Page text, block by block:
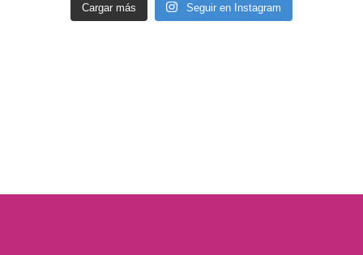
Cargar más Seguir en Instagram